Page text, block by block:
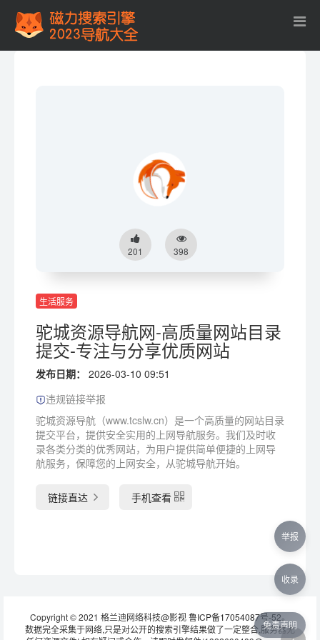
201 398
生活服务
驼城资源导航网-高质量网站目录
提交-专注与分享优质网站
发布日期：
2026-03-10 09:51
违规链接举报
驼城资源导航（www.tcslw.cn）是一个高质量的网站目录
提交平台，提供安全实用的上网导航服务。我们及时收
录各类分类的优秀网站，为用户提供简单便捷的上网导
航服务，保障您的上网安全，从驼城导航开始。
链接直达 手机查看
Copyright © 2021 格兰迪网络科技@影视鲁ICP备17054087号-52。
数据完全采集于网络,只是对公开的搜索引擎结果做了一定整合,服务器无
免责声明
举报
收录